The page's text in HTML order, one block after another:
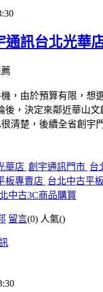
通訊台北光
，由於預算有限，想
後，決定來鄰近華山
清楚，後續全省創宇
華店 創宇通訊門市 台
板專賣店 台北中古平
中古3C商品購買
留言(0) 人氣()